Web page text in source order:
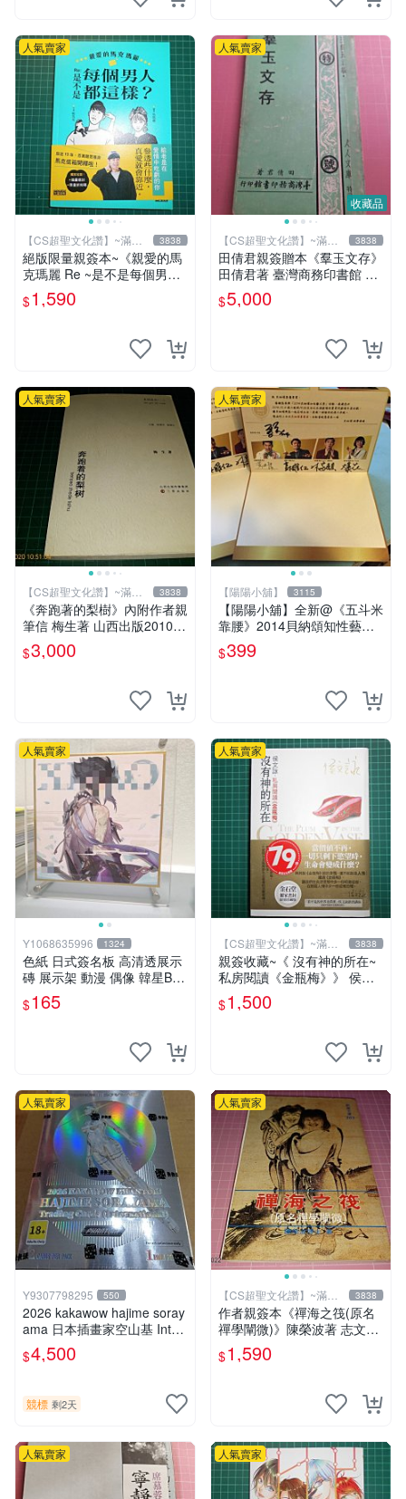
人氣賣家
【CS超聖文化讚】~滿千
元送運
3838
絕版限量親簽本~《親愛的馬
克瑪麗 Re ~是不是每個男人
都這樣？（附贈快速通關信
封）》附書腰 歐馬克 吳瑪麗
$1,590
收藏品
人氣賣家
【CS超聖文化讚】~滿千
元送運
3838
田倩君親簽贈本《羣玉文存》
田倩君著 臺灣商務印書館 民
國61年初版 有劃註記【CS超
聖文化讚】
$5,000
人氣賣家
【CS超聖文化讚】~滿千
元送運
3838
《奔跑著的梨樹》內附作者親
筆信 梅生著 山西出版2010年
第一版一刷 【CS超聖文化
讚】
$3,000
人氣賣家
【陽陽小舖】 3115
【陽陽小舖】全新@《五斗米
靠腰》2014貝納頌知性藝文
季 演員親筆簽名邀請函(馬克
黃迪揚 郭耀仁 林家麒 蔡亘
$399
人氣賣家
Y1068635996 1324
色紙 日式簽名板 高清透展示
磚 展示架 動漫 偶像 韓星BT
S hololive 大號 凹槽182*202
mm
$165
人氣賣家
【CS超聖文化讚】~滿千
元送運
3838
親簽收藏~《 沒有神的所在~
私房閱讀《金瓶梅》》 侯文
詠著 皇冠 民2009年初版 【C
S超聖文化2讚】
$1,500
人氣賣家
Y9307798295 550
2026 kakawow hajime soray
ama 日本插畫家空山基 Inter
national國際版官方收藏簽名
盒卡
$4,500
競標 剩2天
人氣賣家
【CS超聖文化讚】~滿千
元送運
3838
作者親簽本《禪海之筏(原名
禪學闡微)》陳榮波著 志文出
版1993年再版 有註記【CS超
聖文化讚】
$1,590
人氣賣家 人氣賣家